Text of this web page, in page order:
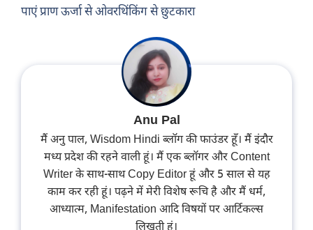
पाएं प्राण ऊर्जा से ओवरथिंकिंग से छुटकारा
Anu Pal
मैं अनु पाल, Wisdom Hindi ब्लॉग की फाउंडर हूँ। मैं इंदौर
मध्य प्रदेश की रहने वाली हूं। मैं एक ब्लॉगर और Content
Writer के साथ-साथ Copy Editor हूं और 5 साल से यह
काम कर रही हूं। पढ़ने में मेरी विशेष रूचि है और मैं धर्म,
आध्यात्म, Manifestation आदि विषयों पर आर्टिकल्स